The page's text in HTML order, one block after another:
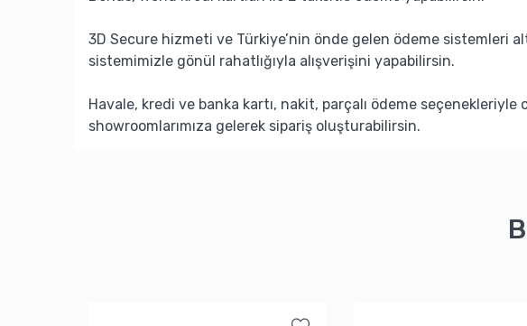
3D Secure hizmeti ve Türkiye’nin önde gelen ödeme sistemleri
sistemimizle gönül rahatlığıyla alışverişini yapabilirsin.
Havale, kredi ve banka kartı, nakit, parçalı ödeme
showroomlarımıza gelerek sipariş oluşturabilirsin.